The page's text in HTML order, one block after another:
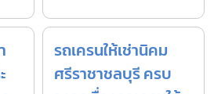
รถเครนให้เช่านิคม
ศรีราชาชลบุรี ครบ